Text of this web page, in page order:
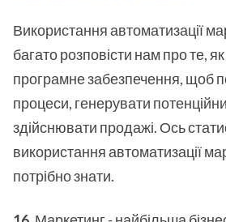
Використання автоматизації
багато розповісти нам про те,
програмне забезпечення, щоб
процеси, генерувати
здійснювати продажі. Ось
використання автоматизації
потрібно знати.